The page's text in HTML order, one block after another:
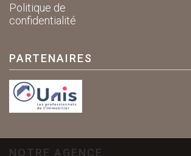
Politique de
confidentialité
PARTENAIRES
NOTRE AGENCE